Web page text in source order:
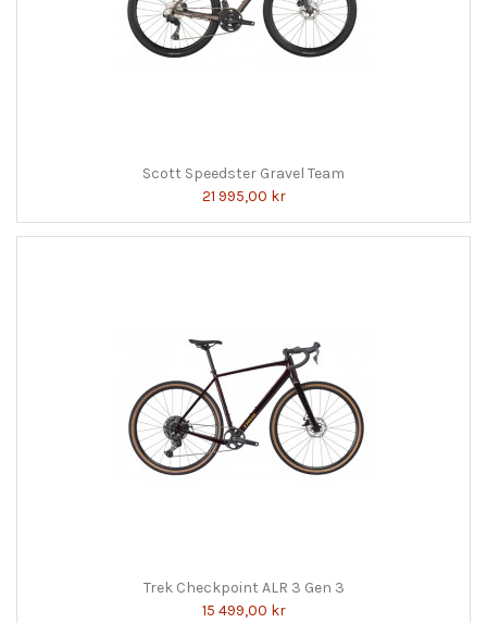
Scott Speedster Gravel Team
21 995,00 kr
Trek Checkpoint ALR 3 Gen 3
15 499,00 kr